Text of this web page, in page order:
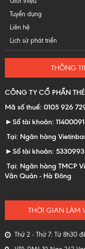
Tuyển dụng
Liên hệ
Lịch sử phát triển
THÔNG
CÔNG TY CỔ PHẦN
Mã số thuế: 0105 926
►Số tài khoản:
Tại: Ngân hàng
►Số tài khoản:
Tại: Ngân hàng TMCP
Văn Quán - Hà Đông
THỜI GIAN LÀM
Thứ 2 - Thứ 7: Từ 8h30